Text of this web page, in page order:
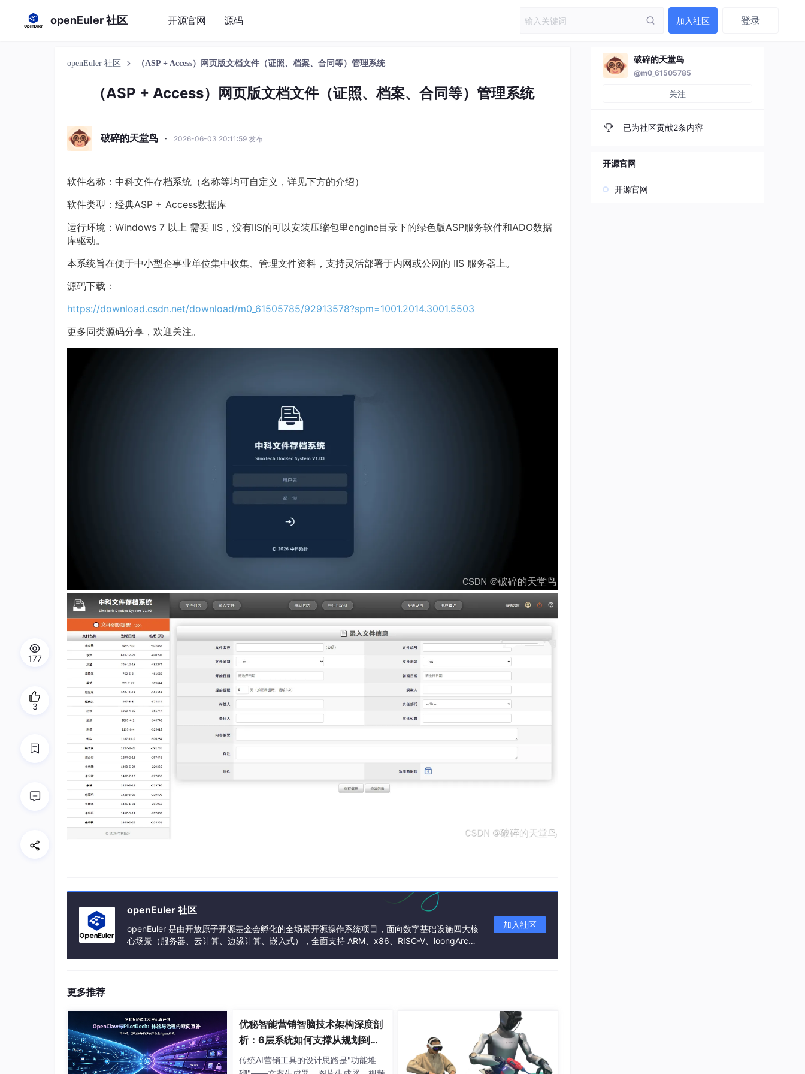
openEuler 社区 开源官网 源码 加入社区 登录
openEuler 社区 （ASP + Access）网页版文档文件（证照、档案、合同等）管理系统
（ASP + Access）网页版文档文件（证照、档案、合同等）管理系统
破碎的天堂鸟 · 2026-06-03 20:11:59 发布
软件名称：中科文件存档系统（名称等均可自定义，详见下方的介绍）
软件类型：经典ASP + Access数据库
运行环境：Windows 7 以上 需要 IIS，没有IIS的可以安装压缩包里engine目录下的绿色版ASP服务软件和ADO数据
库驱动。
本系统旨在便于中小型企事业单位集中收集、管理文件资料，支持灵活部署于内网或公网的 IIS 服务器上。
源码下载：
https://download.csdn.net/download/m0_61505785/92913578?spm=1001.2014.3001.5503
更多同类源码分享，欢迎关注。
openEuler 社区
openEuler 是由开放原子开源基金会孵化的全场景开源操作系统项目，面向数字基础设施四大核
心场景（服务器、云计算、边缘计算、嵌入式），全面支持 ARM、x86、RISC-V、loongArc
加入社区
更多推荐
优秘智能营销智脑技术架构深度剖
析：6层系统如何支撑从规划到复
盘的AI营销闭环
传统AI营销工具的设计思路是"功能堆
177
3
破碎的天堂鸟
@m0_61505785
关注
已为社区贡献2条内容
开源官网
开源官网